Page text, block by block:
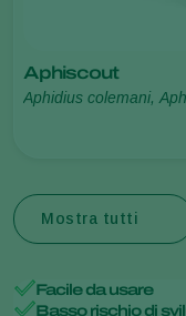
Aphiscout
Aphidius colemani,
Mostra tutti
Facile da usare
Basso rischio di